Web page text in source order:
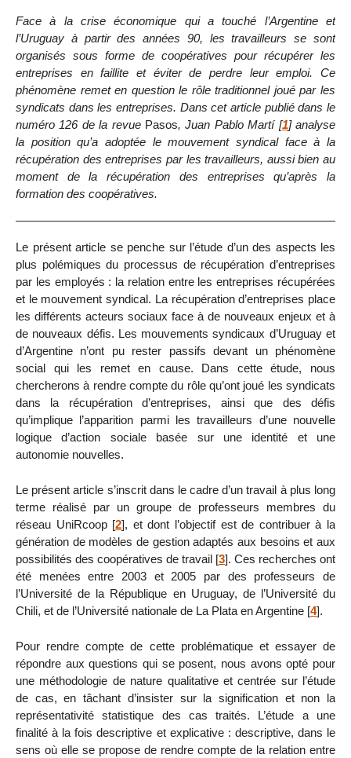
Face à la crise économique qui a touché l’Argentine et
l’Uruguay à partir des années 90, les travailleurs se sont
organisés sous forme de coopératives pour récupérer les
entreprises en faillite et éviter de perdre leur emploi. Ce
phénomène remet en question le rôle traditionnel joué par les
syndicats dans les entreprises. Dans cet article publié dans le
numéro 126 de la revue Pasos, Juan Pablo Martí[1]analyse
la position qu’a adoptée le mouvement syndical face à la
récupération des entreprises par les travailleurs, aussi bien au
moment de la récupération des entreprises qu’après la
formation des coopératives.
Le présent article se penche sur l’étude d’un des aspects les
plus polémiques du processus de récupération d’entreprises
par les employés : la relation entre les entreprises récupérées
et le mouvement syndical. La récupération d’entreprises place
les différents acteurs sociaux face à de nouveaux enjeux et à
de nouveaux défis. Les mouvements syndicaux d’Uruguay et
d’Argentine n’ont pu rester passifs devant un phénomène
social qui les remet en cause. Dans cette étude, nous
chercherons à rendre compte du rôle qu’ont joué les syndicats
dans la récupération d’entreprises, ainsi que des défis
qu’implique l’apparition parmi les travailleurs d’une nouvelle
logique d’action sociale basée sur une identité et une
autonomie nouvelles.
Le présent article s’inscrit dans le cadre d’un travail à plus long
terme réalisé par un groupe de professeurs membres du
réseau UniRcoop[2], et dont l’objectif est de contribuer à la
génération de modèles de gestion adaptés aux besoins et aux
possibilités des coopératives de travail [3]. Ces recherches ont
été menées entre 2003 et 2005 par des professeurs de
l’Université de la République en Uruguay, de l’Université du
Chili, et de l’Université nationale de La Plata en Argentine [4].
Pour rendre compte de cette problématique et essayer de
répondre aux questions qui se posent, nous avons opté pour
une méthodologie de nature qualitative et centrée sur l’étude
de cas, en tâchant d’insister sur la signification et non la
représentativité statistique des cas traités. L’étude a une
finalité à la fois descriptive et explicative : descriptive, dans le
sens où elle se propose de rendre compte de la relation entre